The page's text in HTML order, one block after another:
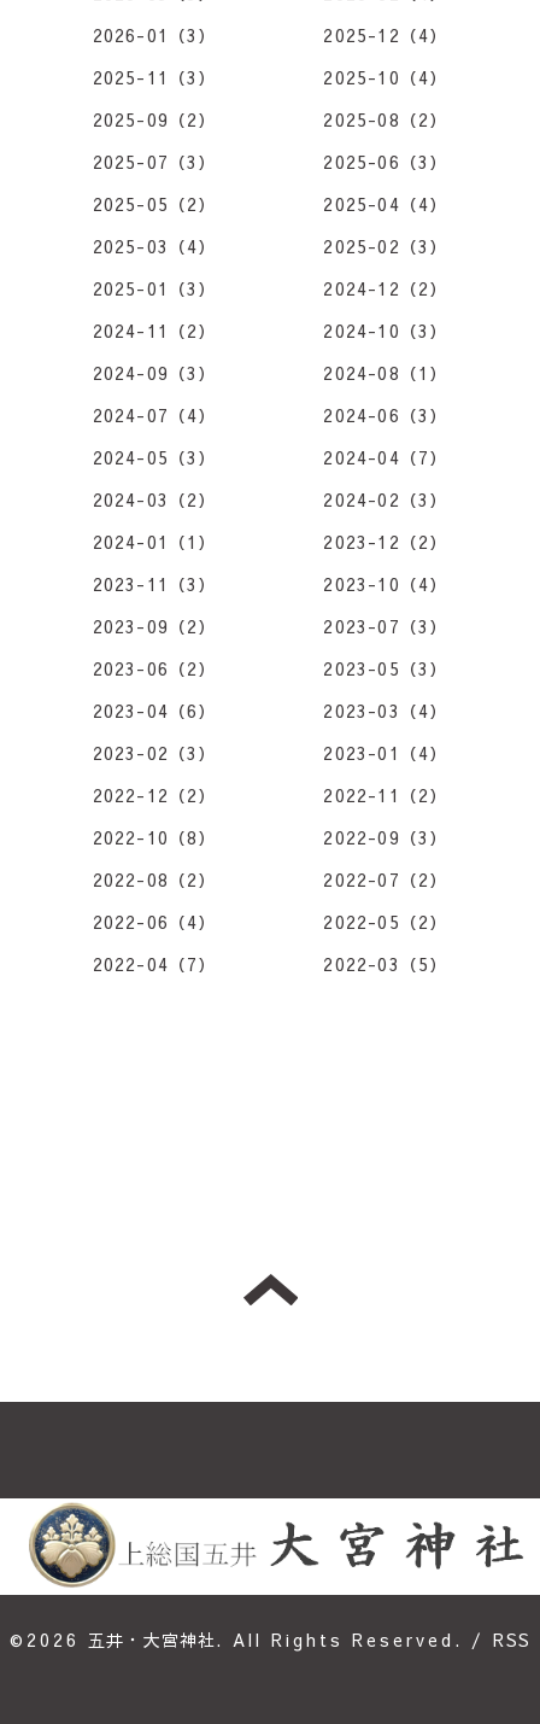
2026-01（3）
2025-12（4）
2025-11（3）
2025-10（4）
2025-09（2）
2025-08（2）
2025-07（3）
2025-06（3）
2025-05（2）
2025-04（4）
2025-03（4）
2025-02（3）
2025-01（3）
2024-12（2）
2024-11（2）
2024-10（3）
2024-09（3）
2024-08（1）
2024-07（4）
2024-06（3）
2024-05（3）
2024-04（7）
2024-03（2）
2024-02（3）
2024-01（1）
2023-12（2）
2023-11（3）
2023-10（4）
2023-09（2）
2023-07（3）
2023-06（2）
2023-05（3）
2023-04（6）
2023-03（4）
2023-02（3）
2023-01（4）
2022-12（2）
2022-11（2）
2022-10（8）
2022-09（3）
2022-08（2）
2022-07（2）
2022-06（4）
2022-05（2）
2022-04（7）
2022-03（5）
©2026 五井・大宮神社. All Rights Reserved. /RSS